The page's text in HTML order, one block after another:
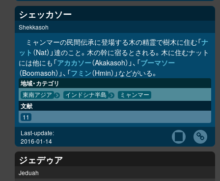
シェッカソー
Shekkasoh
ミャンマーの民間伝承に登場する木の精霊で樹木に住む「ナ
ット （Nat）」達のこと。木の幹に宿るとされる。木に住むナット
には他にも「アカカソー（Akakasoh）」、「ブーマソー
（Boomasoh）」、「フミン（Hmin）」などがいる。
地域・カテゴリ
東南アジア インドシナ半島 ミャンマー
文献
11
Last-update:
2016-01-14
ジェデゥア
Jeduah